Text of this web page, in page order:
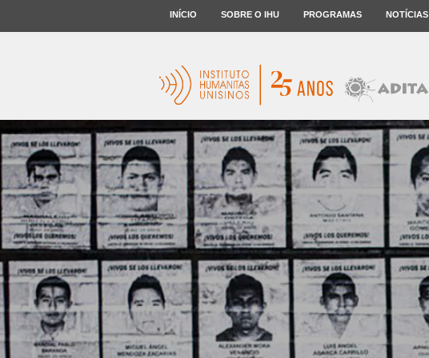
INÍCIO SOBRE O IHU PROGRAMAS NOTÍCIAS